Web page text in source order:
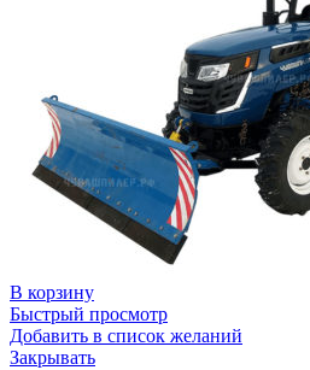
В корзину
Быстрый просмотр
Добавить в список желаний
Закрывать